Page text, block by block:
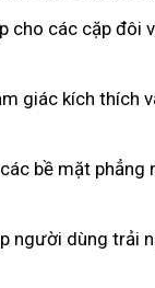
cho các cặp đôi
giác kích thích
bề mặt phẳng
người dùng trải